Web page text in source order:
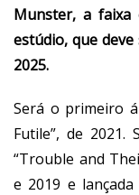
Munster, a
estúdio, que
2025.
Será o primeiro
Futile”, de
“Trouble and
e 2019 e